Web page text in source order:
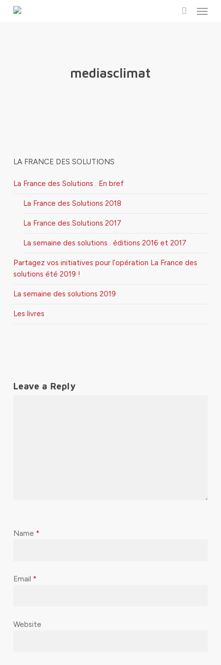
Menu
mediasclimat
LA FRANCE DES SOLUTIONS
La France des Solutions . En bref
La France des Solutions 2018
La France des Solutions 2017
La semaine des solutions . éditions 2016 et 2017
Partagez vos initiatives pour l’opération La France des
solutions été 2019 !
La semaine des solutions 2019
Les livres
Leave a Reply
Name *
Email *
Website